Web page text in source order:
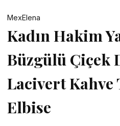
MexElena
Kadın Hakim
Büzgülü Çiçek
Lacivert Kahve
Elbise